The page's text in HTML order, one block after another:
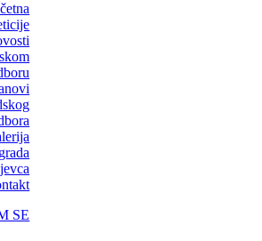
SE